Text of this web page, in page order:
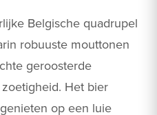
Belgische quadrupel
robuuste mouttonen
geroosterde
Het bier
op een luie